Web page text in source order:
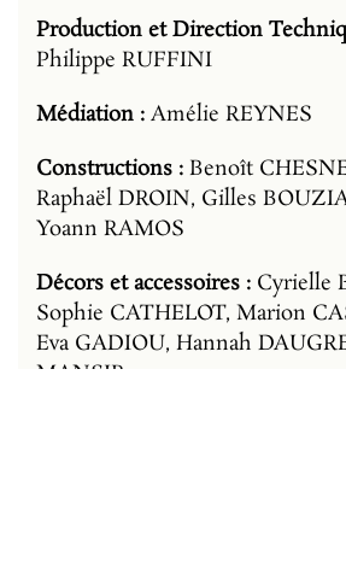
Production et Direction
Philippe RUFFINI
Médiation : Amélie REYNES
Constructions : Benoît
Raphaël DROIN, Gilles
Yoann RAMOS
Décors et accessoires : Cyrielle
Sophie CATHELOT, Marion
Eva GADIOU, Hannah
MANSIR